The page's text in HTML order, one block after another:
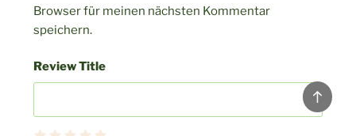
Browser für meinen nächsten Kommentar
speichern.
Review Title
Back
to